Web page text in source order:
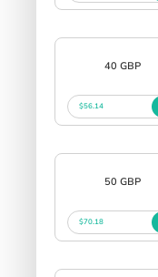
40 GBP
$56.14
50 GBP
$70.18